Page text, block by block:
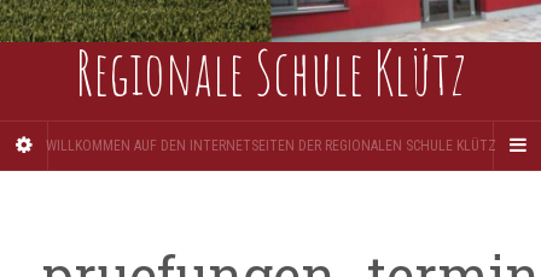
Regionale Schule Klütz
WILLKOMMEN AUF DEN INTERNETSEITEN DER REGIONALEN SCHULE KLÜTZ